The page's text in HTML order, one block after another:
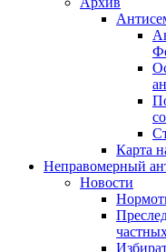
Карта
Неправомерный
Новости